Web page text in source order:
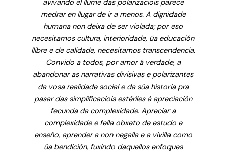
avivando el llume das polarizaciois parece
medrar en llugar de ir a menos. A dignidade
humana non deixa de ser violada; por eso
necesitamos cultura, interioridade, úa educación
llibre e de calidade, necesitamos transcendencia.
Convido a todos, por amor á verdade, a
abandonar as narrativas divisivas e polarizantes
da vosa realidade social e da súa historia pra
pasar das simplificaciois estériles á apreciación
fecunda da complexidade. Apreciar a
complexidade e fella obxeto de estudo e
enseño, aprender a non negalla e a vivilla como
úa bendición, fuxindo daquellos enfoques